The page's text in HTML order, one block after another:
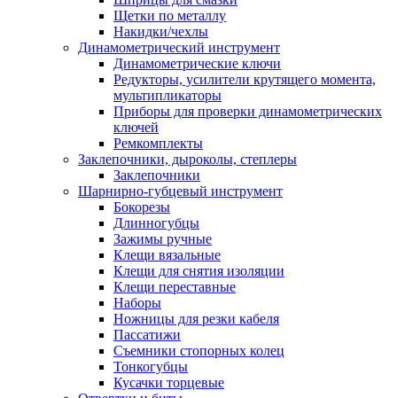
Щетки по металлу
Накидки/чехлы
Динамометрический инструмент
Динамометрические ключи
Редукторы, усилители крутящего момента,
мультипликаторы
Приборы для проверки динамометрических
ключей
Ремкомплекты
Заклепочники, дыроколы, степлеры
Заклепочники
Шарнирно-губцевый инструмент
Бокорезы
Длинногубцы
Зажимы ручные
Клещи вязальные
Клещи для снятия изоляции
Клещи переставные
Наборы
Ножницы для резки кабеля
Пассатижи
Съемники стопорных колец
Тонкогубцы
Кусачки торцевые